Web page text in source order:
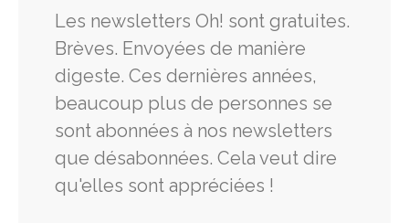
Les newsletters Oh! sont gratuites.
Brèves. Envoyées de manière
digeste. Ces dernières années,
beaucoup plus de personnes se
sont abonnées à nos newsletters
que désabonnées. Cela veut dire
qu'elles sont appréciées !